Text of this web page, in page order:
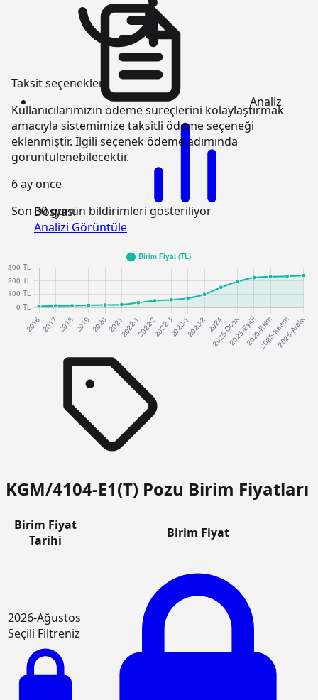
Taksit seçenekleri
Kullanıcılarımızın ödeme süreçlerini kolaylaştırmak
amacıyla sistemimize taksitli ödeme seçeneği
eklenmiştir. İlgili seçenek ödeme adımında
görüntülenebilecektir.
6 ay önce
Son 30 günün bildirimleri gösteriliyor
Analiz
Dosyası
Analizi Görüntüle
KGM/4104-E1(T) Pozu Birim Fiyatları
Birim Fiyat
Tarihi
Birim Fiyat
2026-Ağustos
Seçili Filtreniz